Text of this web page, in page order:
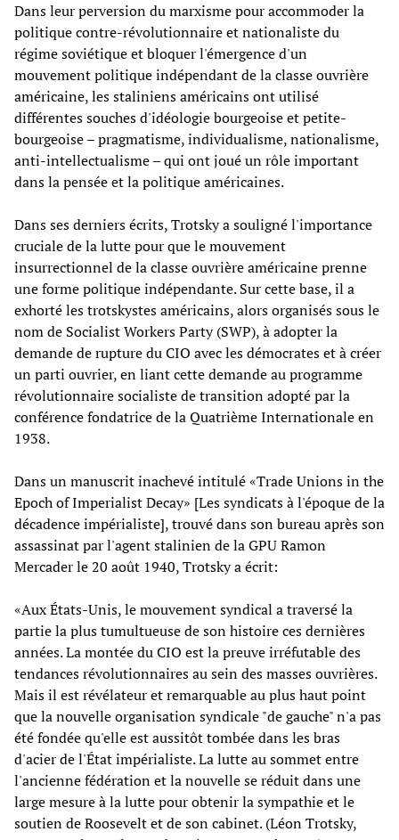
Dans leur perversion du marxisme pour accommoder la
politique contre-révolutionnaire et nationaliste du
régime soviétique et bloquer l'émergence d'un
mouvement politique indépendant de la classe ouvrière
américaine, les staliniens américains ont utilisé
différentes souches d'idéologie bourgeoise et petite-
bourgeoise – pragmatisme, individualisme, nationalisme,
anti-intellectualisme – qui ont joué un rôle important
dans la pensée et la politique américaines.
Dans ses derniers écrits, Trotsky a souligné l'importance
cruciale de la lutte pour que le mouvement
insurrectionnel de la classe ouvrière américaine prenne
une forme politique indépendante. Sur cette base, il a
exhorté les trotskystes américains, alors organisés sous le
nom de Socialist Workers Party (SWP), à adopter la
demande de rupture du CIO avec les démocrates et à créer
un parti ouvrier, en liant cette demande au programme
révolutionnaire socialiste de transition adopté par la
conférence fondatrice de la Quatrième Internationale en
1938.
Dans un manuscrit inachevé intitulé «Trade Unions in the
Epoch of Imperialist Decay» [Les syndicats à l'époque de la
décadence impérialiste], trouvé dans son bureau après son
assassinat par l'agent stalinien de la GPU Ramon
Mercader le 20 août 1940, Trotsky a écrit:
«Aux États-Unis, le mouvement syndical a traversé la
partie la plus tumultueuse de son histoire ces dernières
années. La montée du CIO est la preuve irréfutable des
tendances révolutionnaires au sein des masses ouvrières.
Mais il est révélateur et remarquable au plus haut point
que la nouvelle organisation syndicale "de gauche" n'a pas
été fondée qu'elle est aussitôt tombée dans les bras
d'acier de l'État impérialiste. La lutte au sommet entre
l'ancienne fédération et la nouvelle se réduit dans une
large mesure à la lutte pour obtenir la sympathie et le
soutien de Roosevelt et de son cabinet. (Léon Trotsky,